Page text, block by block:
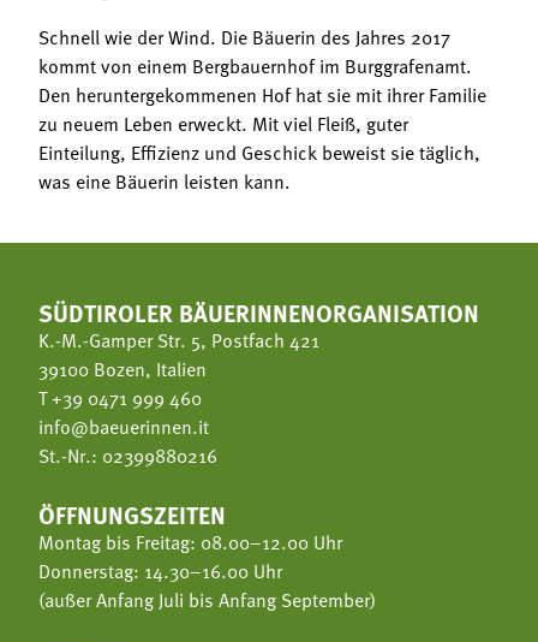
Schnell wie der Wind. Die Bäuerin des Jahres 2017
kommt von einem Bergbauernhof im Burggrafenamt.
Den heruntergekommenen Hof hat sie mit ihrer Familie
zu neuem Leben erweckt. Mit viel Fleiß, guter
Einteilung, Effizienz und Geschick beweist sie täglich,
was eine Bäuerin leisten kann.
SÜDTIROLER BÄUERINNENORGANISATION
K.-M.-Gamper Str. 5, Postfach 421
39100 Bozen, Italien
T+39 0471 999 460
info@baeuerinnen.it
St.-Nr.: 02399880216
ÖFFNUNGSZEITEN
Montag bis Freitag: 08.00–12.00 Uhr
Donnerstag: 14.30–16.00 Uhr
(außer Anfang Juli bis Anfang September)